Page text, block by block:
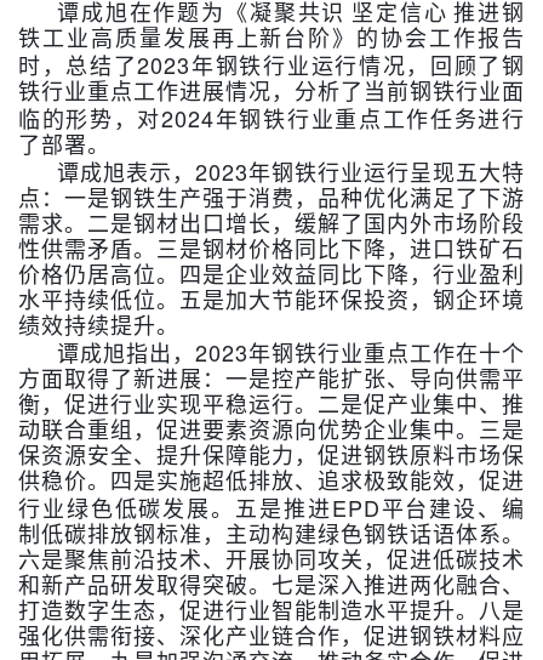
谭成旭在作题为《凝聚共识 坚定信心 推进钢
铁工业高质量发展再上新台阶》的协会工作报告
时，总结了2023年钢铁行业运行情况，回顾了钢
铁行业重点工作进展情况，分析了当前钢铁行业面
临的形势，对2024年钢铁行业重点工作任务进行
了部署。
谭成旭表示， 2023年钢铁行业运行呈现五大特
点：一是钢铁生产强于消费，品种优化满足了下游
需求。二是钢材出口增长，缓解了国内外市场阶段
性供需矛盾。三是钢材价格同比下降，进口铁矿石
价格仍居高位。四是企业效益同比下降，行业盈利
水平持续低位。五是加大节能环保投资，钢企环境
绩效持续提升。
谭成旭指出， 2023年钢铁行业重点工作在十个
方面取得了新进展：一是控产能扩张、导向供需平
衡，促进行业实现平稳运行。二是促产业集中、推
动联合重组，促进要素资源向优势企业集中。三是
保资源安全、提升保障能力，促进钢铁原料市场保
供稳价。四是实施超低排放、追求极致能效，促进
行业绿色低碳发展。五是推进 EPD 平台建设、编
制低碳排放钢标准，主动构建绿色钢铁话语体系。
六是聚焦前沿技术、开展协同攻关，促进低碳技术
和新产品研发取得突破。七是深入推进两化融合、
打造数字生态，促进行业智能制造水平提升。八是
强化供需衔接、深化产业链合作，促进钢铁材料应